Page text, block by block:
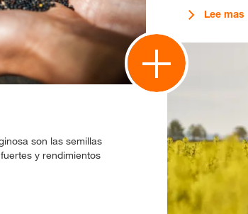
son las semillas
y rendimientos
Lee mas